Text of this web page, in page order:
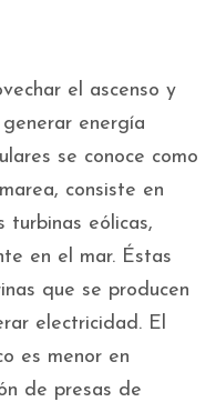
el ascenso y
energía
se conoce como
consiste en
turbinas eólicas,
en el mar. Éstas
que se producen
electricidad. El
es menor en
de presas de